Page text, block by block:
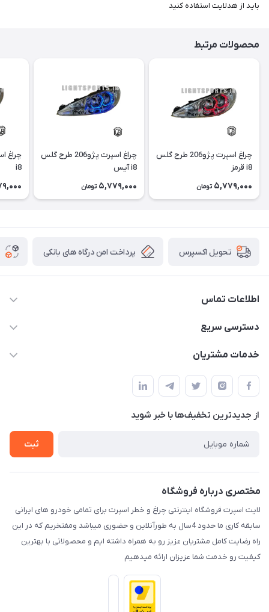
باید از هدلایت استفاده کنید
محصولات مرتبط
چراغ اسپرت پژو206 طرح گلس
i8 قرمز
5,779,000 تومان
چراغ اسپرت پژو206 طرح گلس
i8 آیس
5,779,000 تومان
i8
تحویل اکسپرس پرداخت امن درگاه های بانکی
اطلاعات تماس
09012926386
دسترسی سریع
حساب کاربری
لیست محصولات
درباره ما
خدمات مشتریان
قوانین و مقررات
حریم خصوصی
راهنما
از جدید‌ترین تخفیف‌ها با‌ خبر شوید
ثبت
مختصری درباره فروشگاه
لایت اسپرت فروشگاه اینترنتی چراغ و خطر اسپرت برای تمامی خودرو های ایرانی
سابقه کاری ما حدود 4سال به طورآنلاین و حضوری میباشد ومفتخریم که در این
راه رضایت کامل مشتریان عزیز رو به همراه داشته ایم و محصولاتی با بهترین
کیفیت رو خدمت شما عزیزان ارائه میدهیم